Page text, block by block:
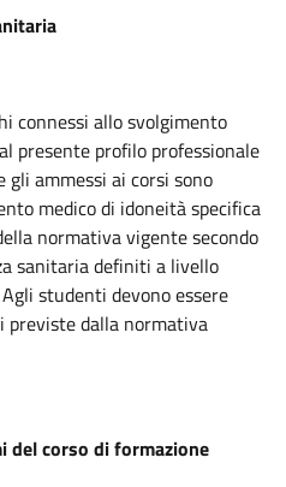
connessi allo svolgimento
presente profilo professionale
ammessi ai corsi sono
medico di idoneità specifica
normativa vigente secondo
sanitaria definiti a livello
studenti devono essere
previste dalla normativa
del corso di formazione